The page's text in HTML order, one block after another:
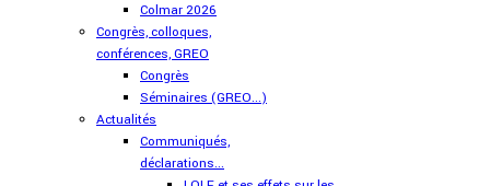
Colmar 2026
Congrès, colloques,
conférences, GREO
Congrès
Séminaires (GREO...)
Actualités
Communiqués,
déclarations...